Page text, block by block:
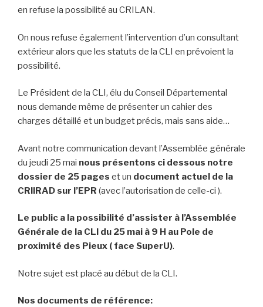
en refuse la possibilité au CRILAN.
On nous refuse également l’intervention d’un consultant
extérieur alors que les statuts de la CLI en prévoient la
possibilité.
Le Président de la CLI, élu du Conseil Départemental
nous demande même de présenter un cahier des
charges détaillé et un budget précis, mais sans aide…
Avant notre communication devant l’Assemblée générale
du jeudi 25 mai nous présentons ci dessous notre
dossier de 25 pages et un document actuel de la
CRIIRAD sur l’EPR (avec l’autorisation de celle-ci ).
Le public a la possibilité d’assister à l’Assemblée
Générale de la CLI du 25 mai à 9 H au Pole de
proximité des Pieux ( face SuperU).
Notre sujet est placé au début de la CLI.
Nos documents de référence: